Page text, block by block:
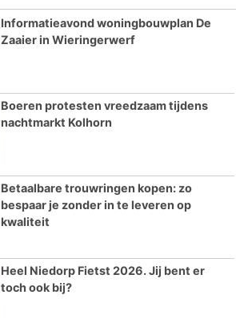
Informatieavond woningbouwplan De
Zaaier in Wieringerwerf
Boeren protesten vreedzaam tijdens
nachtmarkt Kolhorn
Betaalbare trouwringen kopen: zo
bespaar je zonder in te leveren op
kwaliteit
Heel Niedorp Fietst 2026. Jij bent er
toch ook bij?